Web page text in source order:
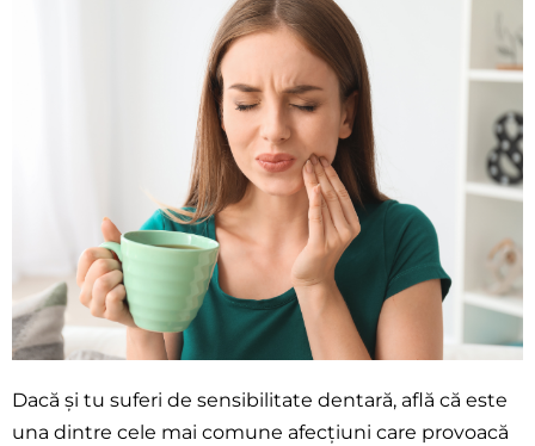
Dacă și tu suferi de sensibilitate dentară, află că este
una dintre cele mai comune afecțiuni care provoacă